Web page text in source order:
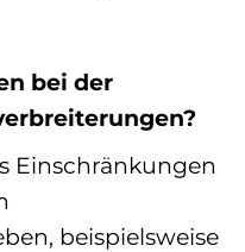
bei der
Einschränkungen
beispielsweise